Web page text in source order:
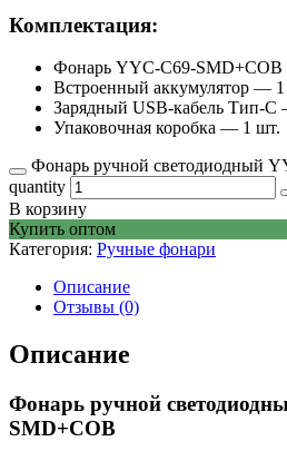
Комплектация:
Фонарь YYC-C69-
Встроенный аккумулятор —
Зарядный USB-кабель Тип-
Упаковочная коробка — 1 шт.
Фонарь ручной светодиодный
quantity
В корзину
Купить оптом
Категория: Ручные фонари
Описание
Отзывы (0)
Описание
Фонарь ручной
SMD+COB